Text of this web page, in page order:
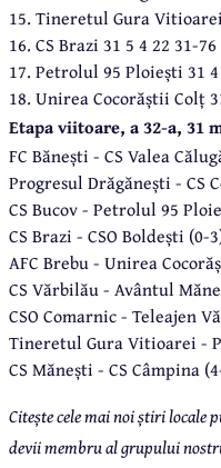
15. Tineretul Gura
16. CS Brazi 31 5 4 22 31-76
17. Petrolul 95 Ploiești 31 4
18. Unirea Cocorăștii Colț
Etapa viitoare, a 32-a, 31
FC Bănești - CS Valea
Progresul Drăgănești - CS
CS Bucov - Petrolul 95
CS Brazi - CSO Boldești (0-
AFC Brebu - Unirea
CS Vărbilău - Avântul
CSO Comarnic - Teleajen
Tineretul Gura Vitioarei -
CS Mănești - CS Câmpina
Citește cele mai noi știri locale
devii membru al grupului